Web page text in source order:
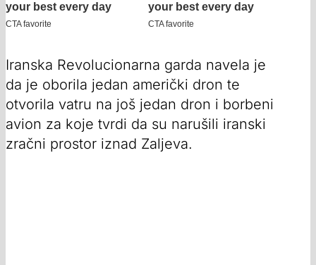
Iranska Revolucionarna garda navela je
da je oborila jedan američki dron te
otvorila vatru na još jedan dron i borbeni
avion za koje tvrdi da su narušili iranski
zračni prostor iznad Zaljeva.